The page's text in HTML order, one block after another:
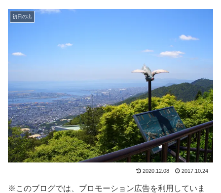
初日の出
2020.12.08 2017.10.24
※このブログでは、プロモーション広告を利用していま